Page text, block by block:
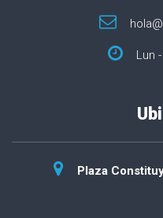
Lun
Plaza